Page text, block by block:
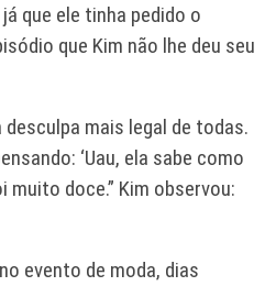
que ele tinha pedido o
que Kim não lhe deu seu
mais legal de todas.
‘Uau, ela sabe como
muito doce.” Kim observou:
evento de moda, dias